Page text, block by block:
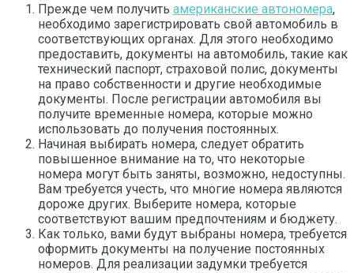
Прежде чем получить американские автономера,
необходимо зарегистрировать свой автомобиль в
соответствующих органах. Для этого необходимо
предоставить, документы на автомобиль, такие как
технический паспорт, страховой полис, документы
на право собственности и другие необходимые
документы. После регистрации автомобиля вы
получите временные номера, которые можно
использовать до получения постоянных.
Начиная выбирать номера, следует обратить
повышенное внимание на то, что некоторые
номера могут быть заняты, возможно, недоступны.
Вам требуется учесть, что многие номера являются
дороже других. Выберите номера, которые
соответствуют вашим предпочтениям и бюджету.
Как только, вами будут выбраны номера, требуется
оформить документы на получение постоянных
номеров. Для реализации задумки требуется